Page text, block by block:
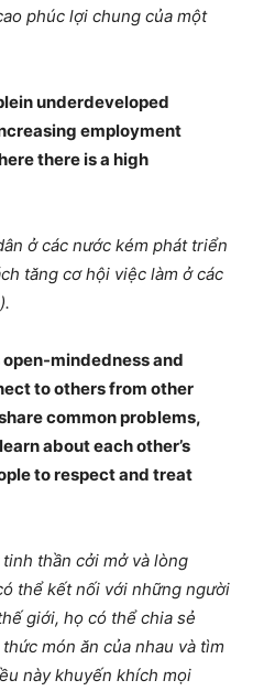
phúc lợi chung của một
underdeveloped
employment
there is a high
ở các nước kém phát triển
tăng cơ hội việc làm ở các
mindedness and
to others from other
common problems,
about each other’s
to respect and treat
thần cởi mở và lòng
thể kết nối với những người
giới, họ có thể chia sẻ
món ăn của nhau và tìm
này khuyến khích mọi